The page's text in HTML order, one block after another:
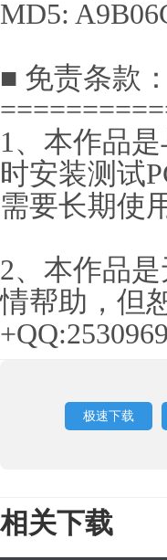
MD5:
■ 免责条款：
1、本作品
时安装测试
需要长期使
2、本作品
情帮助，但
极速下载
相关下载